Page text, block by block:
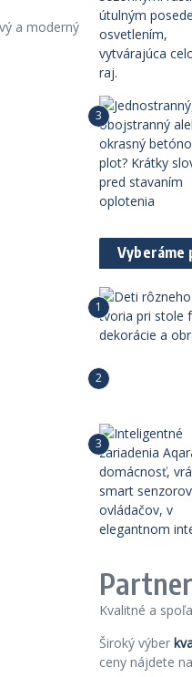
a moderný
3
Vyberáme
1
2
3
Kvalitné a
Široký výber
ceny nájdete na